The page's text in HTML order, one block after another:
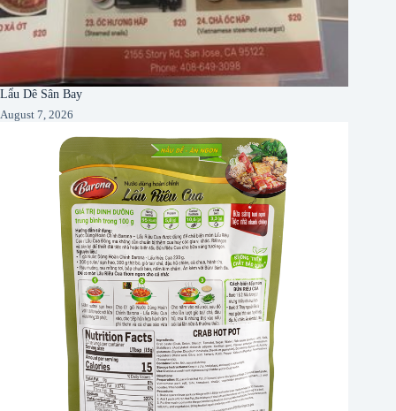
Lẩu Dê Sân Bay
August 7, 2026